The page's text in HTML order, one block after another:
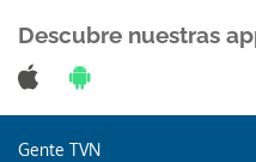
Gracias por
Descubre nuestras
Gente TVN